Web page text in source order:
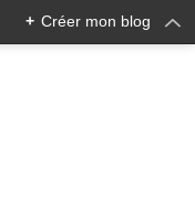
+ Créer mon blog